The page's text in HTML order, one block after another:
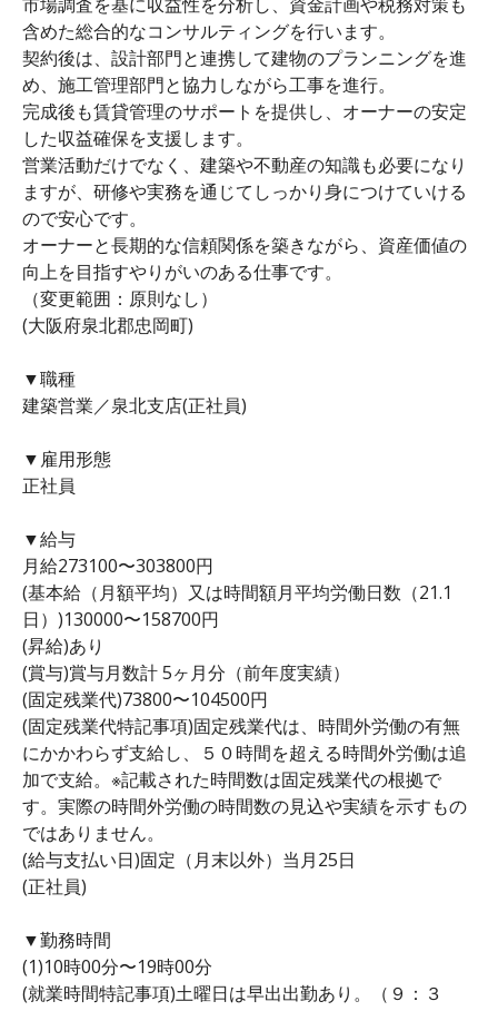
含めた総合的なコンサルティングを行います。
契約後は、設計部門と連携して建物のプランニングを進
め、施工管理部門と協力しながら工事を進行。
完成後も賃貸管理のサポートを提供し、オーナーの安定
した収益確保を支援します。
営業活動だけでなく、建築や不動産の知識も必要になり
ますが、研修や実務を通じてしっかり身につけていける
ので安心です。
オーナーと長期的な信頼関係を築きながら、資産価値の
向上を目指すやりがいのある仕事です。
（変更範囲：原則なし）
(大阪府泉北郡忠岡町)
▼職種
建築営業／泉北支店(正社員)
▼雇用形態
正社員
▼給与
月給273100〜303800円
(基本給（月額平均）又は時間額月平均労働日数（21.1
日）)130000〜158700円
(昇給)あり
(賞与)賞与月数計 5ヶ月分（前年度実績）
(固定残業代)73800〜104500円
(固定残業代特記事項)固定残業代は、時間外労働の有無
にかかわらず支給し、５０時間を超える時間外労働は追
加で支給。※記載された時間数は固定残業代の根拠で
す。実際の時間外労働の時間数の見込や実績を示すもの
ではありません。
(給与支払い日)固定（月末以外）当月25日
(正社員)
▼勤務時間
(1)10時00分〜19時00分
(就業時間特記事項)土曜日は早出出勤あり。（９：３